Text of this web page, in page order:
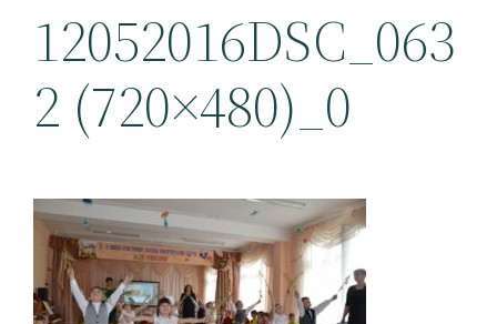
12052016DSC_063
2 (720×480)_0